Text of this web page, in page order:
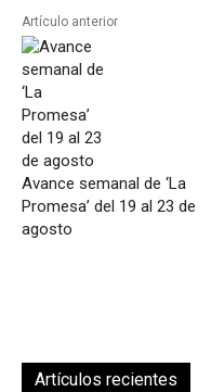
Artículo anterior
Avance semanal de ‘La
Promesa’ del 19 al 23 de
agosto
Artículos recientes